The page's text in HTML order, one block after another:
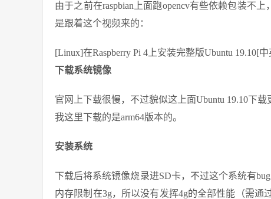
由于之前在raspbian上面跑opencv有些依赖包装不
是跟着这个视频来的：
[Linux]在Raspberry Pi 4上安装完整版Ubuntu 19.10[
下载系统镜像
官网上下载很慢，不过貌似这上面Ubuntu 19.10下载
我这里下载的是arm64版本的。
安装系统
下载后将系统镜像烧录进SD卡，不过这个系统有
内存限制在3g，所以没有发挥4g的全部性能（需通